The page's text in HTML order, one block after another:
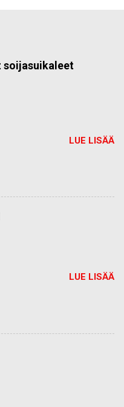
soijasuikaleet
LUE LISÄÄ
LUE LISÄÄ